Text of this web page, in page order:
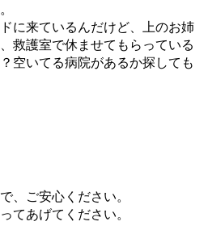
に来ているんだけど、上のお姉
救護室で休ませてもらっている
空いてる病院があるか探しても
、ご安心ください。
てあげてください。